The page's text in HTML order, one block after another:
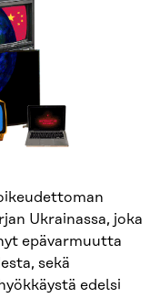
Ukrainassa, joka
epävarmuutta
sekä
edelsi